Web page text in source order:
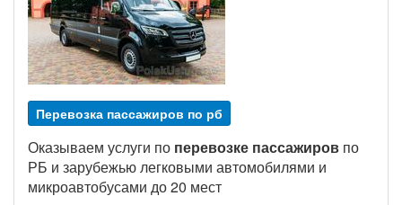
Перевозка пассажиров по рб
Оказываем услуги по перевозке пассажиров по
РБ и зарубежью легковыми автомобилями и
микроавтобусами до 20 мест